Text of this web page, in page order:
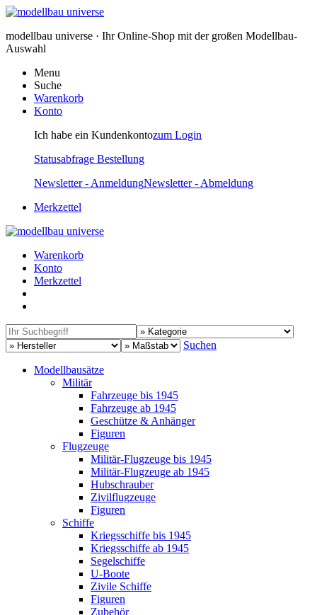
modellbau universe · Ihr Online-Shop mit der großen Modellbau-
Auswahl
Menu
Suche
Warenkorb
Konto
Ich habe ein Kundenkontozum Login
Statusabfrage Bestellung
Newsletter - AnmeldungNewsletter - Abmeldung
Merkzettel
Warenkorb
Konto
Merkzettel
Suchen
Modellbausätze
Militär
Fahrzeuge bis 1945
Fahrzeuge ab 1945
Geschütze & Anhänger
Figuren
Flugzeuge
Militär-Flugzeuge bis 1945
Militär-Flugzeuge ab 1945
Hubschrauber
Zivilflugzeuge
Figuren
Schiffe
Kriegsschiffe bis 1945
Kriegsschiffe ab 1945
Segelschiffe
U-Boote
Zivile Schiffe
Figuren
Zubehör